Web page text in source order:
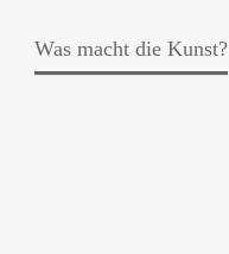
Was macht die Kunst?